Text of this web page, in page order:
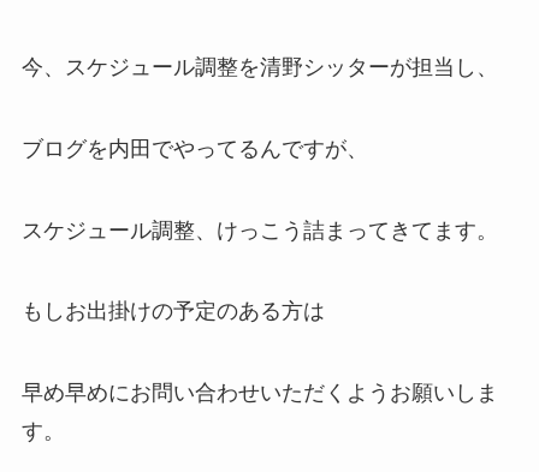
今、スケジュール調整を清野シッターが担当し、
ブログを内田でやってるんですが、
スケジュール調整、けっこう詰まってきてます。
もしお出掛けの予定のある方は
早め早めにお問い合わせいただくようお願いしま
す。